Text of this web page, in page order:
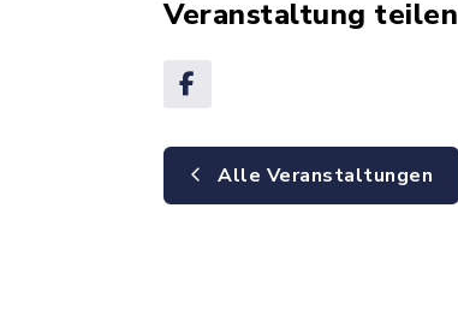
Veranstaltung teilen
Alle Veranstaltungen